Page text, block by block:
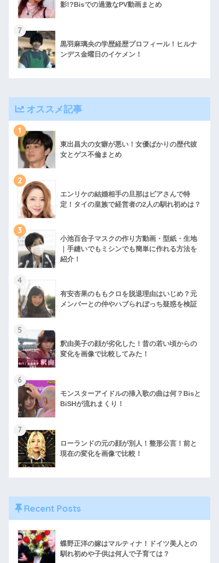
影!?Bisでの過激なPV動画まとめ
黒羽麻璃央の学歴経歴プロフィール！ヒルナ
ンデス金曜日のイケメン！
オススメ記事
1
東出昌大の女癖が悪い！女優ばかりの歴代彼
女とゲス不倫まとめ
2
エンリケの結婚相手の旦那はビアさんで特
定！タイの皇族で経営者の2人の馴れ初めは？
3
小池百合子マスクの作り方動画・型紙・生地
｜手縫いでもミシンでも簡単に作れる方法を
紹介！
4
有安杏果のももクロを脱退理由はいじめ？元
メンバーとの仲やハブられぼっち疑惑を検証
5
釈由美子の顔が劣化した！昔の若い頃からの
変化を画像で比較してみた！
6
モンスターアイドルの挿入歌の曲は何？Bisと
BiSHが流れまくり！
7
ローランドの元の顔が別人！整形公言！前と
現在の変化を画像で比較！
Recent Posts
蝶野正洋の嫁はマルティナ！ドイツ美人との
馴れ初めや子供は何人で子育ては？